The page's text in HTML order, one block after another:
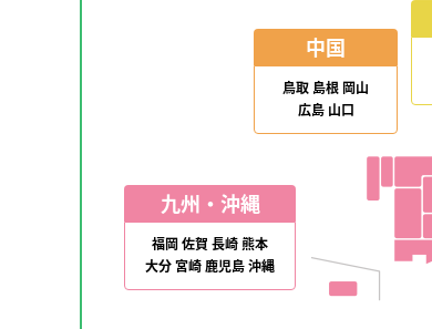
九州・沖縄
福岡 佐賀 長崎 熊本
大分宮崎鹿児島沖縄
中国
鳥取 島根 岡山
広島 山口